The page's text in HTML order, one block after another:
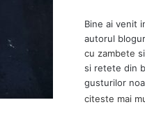
Bine ai venit
autorul
cu zambete
si retete din
gusturilor
citeste mai